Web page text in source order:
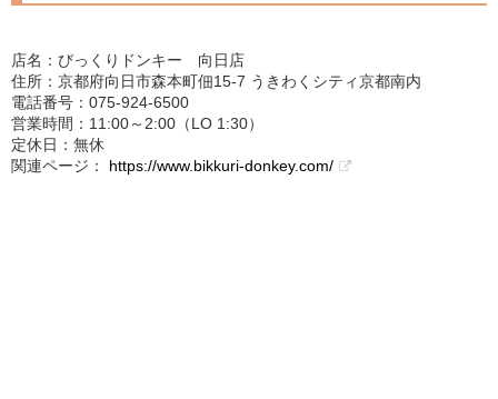
店名：びっくりドンキー 向日店
住所：京都府向日市森本町佃15-7 うきわくシティ京都南内
電話番号：075-924-6500
営業時間：11:00～2:00（LO 1:30）
定休日：無休
関連ページ： https://www.bikkuri-donkey.com/